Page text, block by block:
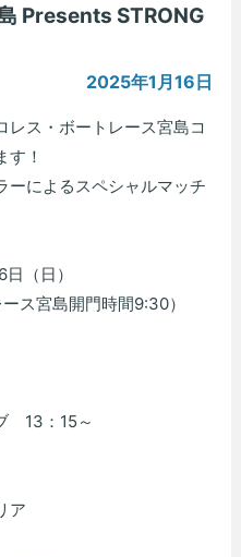
Presents STRONG
2025年1月16日
レス・ボートレース宮島コ
す！
ーによるスペシャルマッチ
（日）
ス宮島開門時間9:30）
13：15～
ア